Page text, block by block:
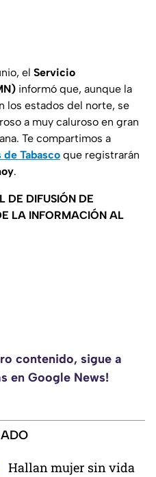
el Servicio
informó que, aunque la
los estados del norte, se
a muy caluroso en gran
Te compartimos a
Tabasco que registrarán
.
DE DIFUSIÓN DE
LA INFORMACIÓN AL
contenido, sigue a
en Google News!
Hallan mujer sin vida